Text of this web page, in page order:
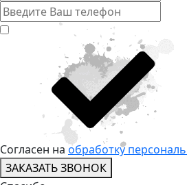
Согласен на обработку
ЗАКАЗАТЬ ЗВОНОК